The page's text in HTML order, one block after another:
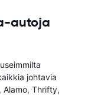
autoja
johtavia
Alamo, Thrifty,